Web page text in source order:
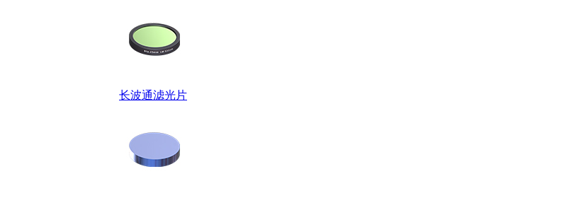
长波通滤光片